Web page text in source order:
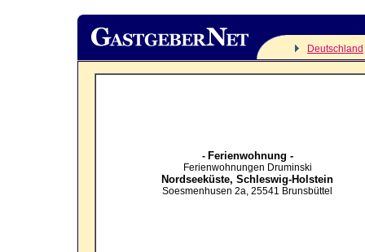
Deutschland
- Ferienwohnung -
Ferienwohnungen Druminski
Nordseeküste, Schleswig-Holstein
Soesmenhusen 2a, 25541 Brunsbüttel